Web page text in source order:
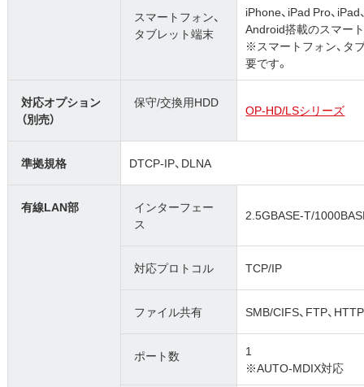
スマートフォン、
タブレット端末
iPhone、iPad Pro、
Android搭載のスマー
※スマートフォン、タ
要です。
対応オプション
（別売）
保守/交換用HDD OP-HD/LSシリーズ
準拠規格 DTCP-IP、DLNA
有線LAN部
インターフェー
ス
2.5GBASE-T/
対応プロトコル TCP/IP
ファイル共有 SMB/CIFS、FTP、
ポート数
1
※AUTO-MDIX対応